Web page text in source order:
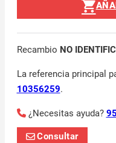
Recambio NO
La referencia principal
10356259.
¿Necesitas ayuda?
Consultar